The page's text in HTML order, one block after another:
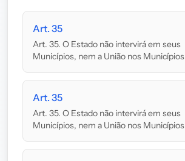
Art. 35
Art. 35. O Estado não intervirá em seus
Municípios, nem a União nos Municípios
Art. 35
Art. 35. O Estado não intervirá em seus
Municípios, nem a União nos Municípios